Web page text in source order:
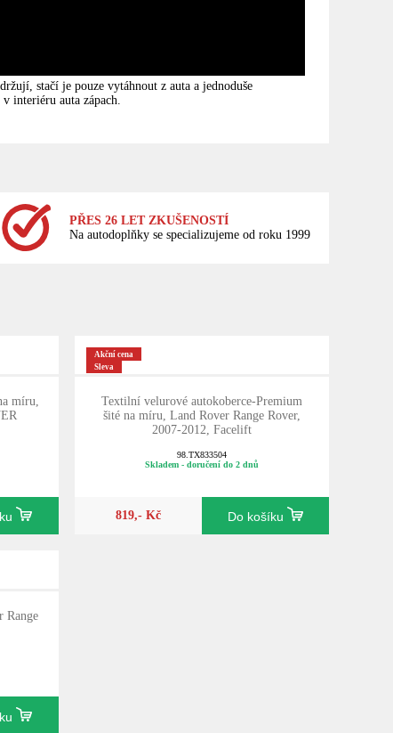
stačí je pouze vytáhnout z auta a jednoduše
interiéru auta zápach.
PŘES 26 LET ZKUŠENOSTÍ
Na autodoplňky se specializujeme od roku 1999
míru,
Akční cena
Sleva
Textilní velurové autokoberce-Premium
šité na míru, Land Rover Range Rover,
2007-2012, Facelift
98.TX833504
Skladem - doručení do 2 dnů
819,- Kč Do košíku
Range